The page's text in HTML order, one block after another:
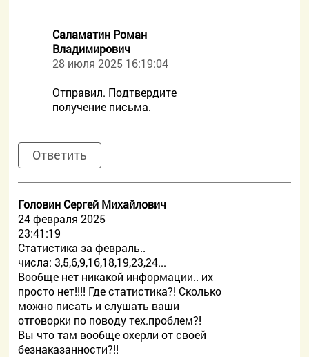
Саламатин Роман
Владимирович
28 июля 2025 16:19:04
Отправил. Подтвердите
получение письма.
Ответить
Головин Сергей Михайлович
24 февраля 2025
23:41:19
Статистика за февраль..
числа: 3,5,6,9,16,18,19,23,24...
Вообще нет никакой информации.. их
просто нет!!!! Где статистика?! Сколько
можно писать и слушать ваши
отговорки по поводу тех.проблем?!
Вы что там вообще охерли от своей
безнаказанности?!!